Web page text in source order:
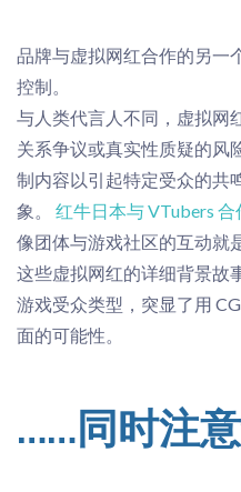
品牌与虚拟网红合作的另一
控制。
与人类代言人 不同，虚拟网
关系争议或真实性质疑的风
制内容以引起特定受众的共
象。 红牛日本与 VTubers 合
像团体与游戏社区的互动就
这些虚拟网红的详细背景故
游戏受众类型 突显了 用
面的可能性
……同时注